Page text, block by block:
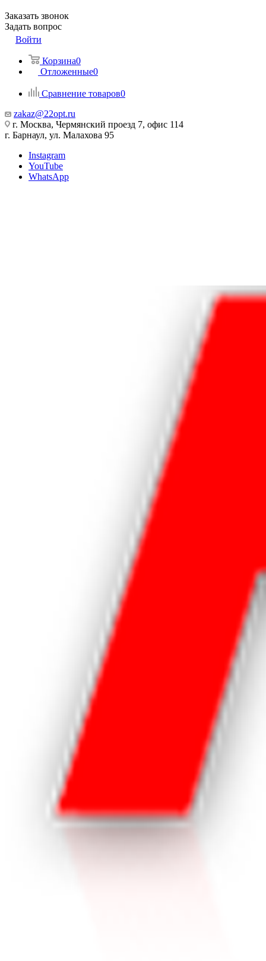
Заказать звонок
Задать вопрос
Войти
Корзина0
Отложенные0
Сравнение товаров0
zakaz@22opt.ru
г. Москва, Чермянский проезд 7, офис 114
г. Барнаул, ул. Малахова 95
Instagram
YouTube
WhatsApp